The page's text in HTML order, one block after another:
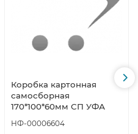
Коробка картонная
самосборная
170*100*60мм СП УФА
НФ-00006604